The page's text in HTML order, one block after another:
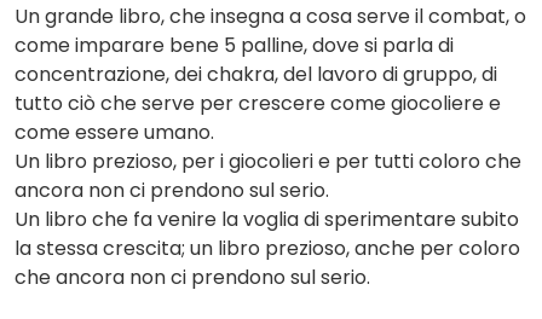
Un grande libro, che insegna a cosa serve il combat, o
come imparare bene 5 palline, dove si parla di
concentrazione, dei chakra, del lavoro di gruppo, di
tutto ciò che serve per crescere come giocoliere e
come essere umano.
Un libro prezioso, per i giocolieri e per tutti coloro che
ancora non ci prendono sul serio.
Un libro che fa venire la voglia di sperimentare subito
la stessa crescita; un libro prezioso, anche per coloro
che ancora non ci prendono sul serio.